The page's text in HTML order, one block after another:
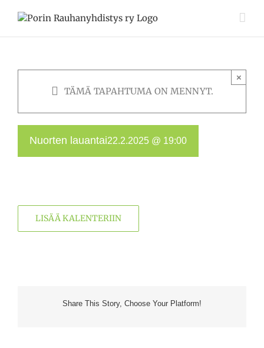
TÄMÄ TAPAHTUMA ON MENNYT.
×
Nuorten lauantai22.2.2025 @ 19:00
LISÄÄ KALENTERIIN
Share This Story, Choose Your Platform!